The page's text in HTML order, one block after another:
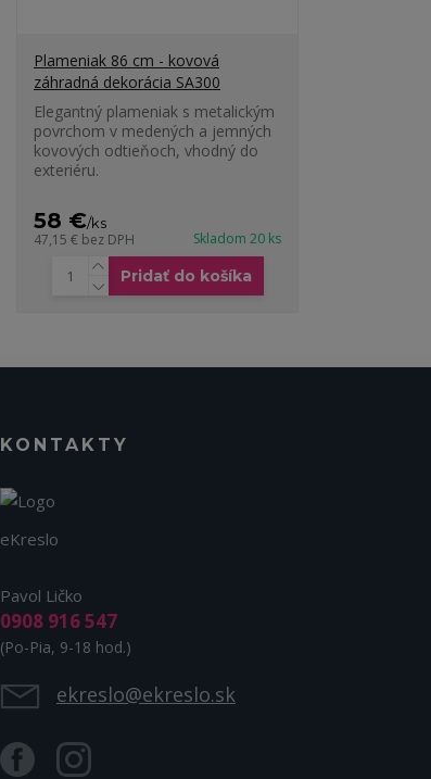
Plameniak 86 cm - kovová
záhradná dekorácia SA300
Elegantný plameniak s metalickým
povrchom v medených a jemných
kovových odtieňoch, vhodný do
exteriéru.
58 €/ks
47,15 € bez DPH Skladom 20 ks
Pridať do košíka
KONTAKTY
eKreslo
Pavol Ličko
0908 916 547
(Po-Pia, 9-18 hod.)
ekreslo@ekreslo.sk